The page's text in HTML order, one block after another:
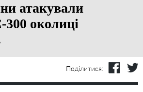
атакували
околиці
Поділитися: